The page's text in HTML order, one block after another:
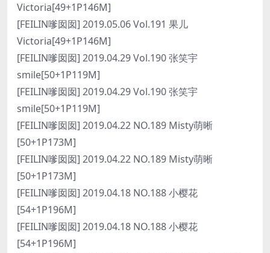
Victoria[49+1P146M]
[FEILIN嗲囡囡] 2019.05.06 Vol.191 果儿
Victoria[49+1P146M]
[FEILIN嗲囡囡] 2019.04.29 Vol.190 张笑宇
smile[50+1P119M]
[FEILIN嗲囡囡] 2019.04.29 Vol.190 张笑宇
smile[50+1P119M]
[FEILIN嗲囡囡] 2019.04.22 NO.189 Misty萌晰
[50+1P173M]
[FEILIN嗲囡囡] 2019.04.22 NO.189 Misty萌晰
[50+1P173M]
[FEILIN嗲囡囡] 2019.04.18 NO.188 小樱花
[54+1P196M]
[FEILIN嗲囡囡] 2019.04.18 NO.188 小樱花
[54+1P196M]